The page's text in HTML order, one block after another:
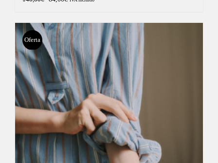
original
era:
140,00€.
actual
es:
84,00€.
Oferta